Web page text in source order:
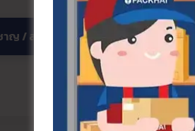
ญ / สอบถามราคา ➔